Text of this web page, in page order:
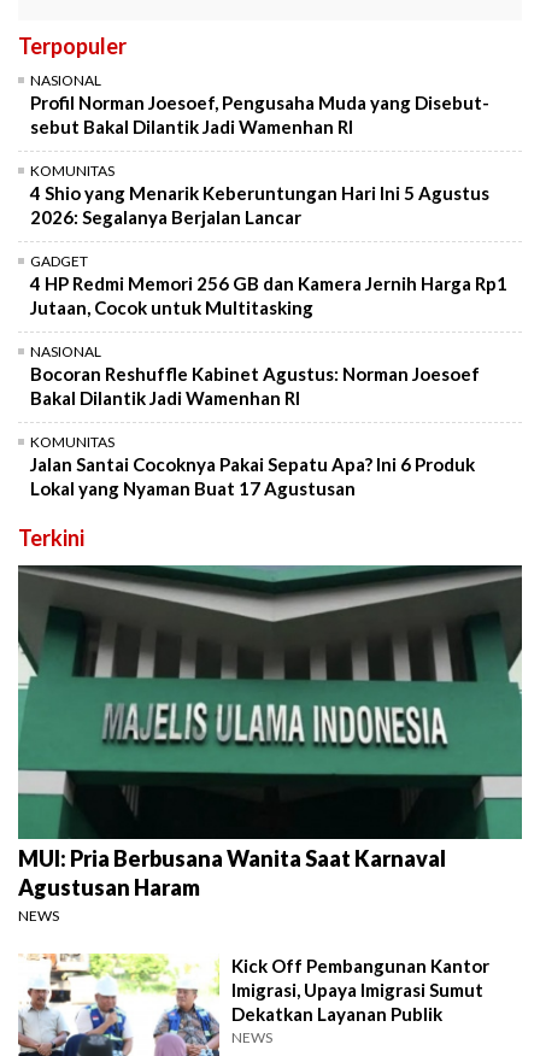
Terpopuler
NASIONAL
Profil Norman Joesoef, Pengusaha Muda yang Disebut-
sebut Bakal Dilantik Jadi Wamenhan RI
KOMUNITAS
4 Shio yang Menarik Keberuntungan Hari Ini 5 Agustus
2026: Segalanya Berjalan Lancar
GADGET
4 HP Redmi Memori 256 GB dan Kamera Jernih Harga Rp1
Jutaan, Cocok untuk Multitasking
NASIONAL
Bocoran Reshuffle Kabinet Agustus: Norman Joesoef
Bakal Dilantik Jadi Wamenhan RI
KOMUNITAS
Jalan Santai Cocoknya Pakai Sepatu Apa? Ini 6 Produk
Lokal yang Nyaman Buat 17 Agustusan
Terkini
MUI: Pria Berbusana Wanita Saat Karnaval
Agustusan Haram
NEWS
Kick Off Pembangunan Kantor
Imigrasi, Upaya Imigrasi Sumut
Dekatkan Layanan Publik
NEWS